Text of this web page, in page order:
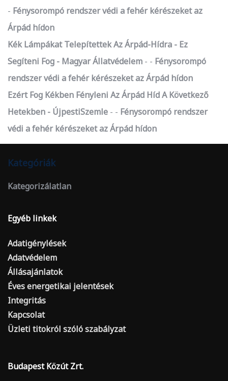
- Fénysorompó rendszer védi a fehér kérészeket az
Árpád hídon
Kék Lámpákat Telepítettek Az Árpád-Hídra - Ez
Segíteni Fog - Magyar Állatvédelem
- Fénysorompó
rendszer védi a fehér kérészeket az Árpád hídon
Ezért Fog Kékben Fényleni Az Árpád Híd A Következő
Hetekben - ÚjpestiSzemle
- Fénysorompó rendszer
védi a fehér kérészeket az Árpád hídon
Kategóriák
Kategorizálatlan
Egyéb linkek
Adatigénylések
Adatvédelem
Állásajánlatok
Éves energetikai jelentések
Integritás
Kapcsolat
Üzleti titokról szóló szabályzat
Budapest Közút Zrt.